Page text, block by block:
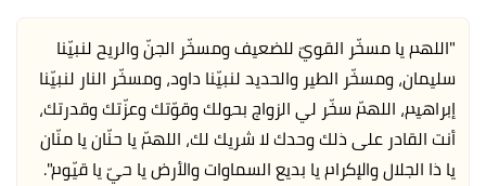
"اللهم يا مسخّر القويّ للضعيف ومسخّر الجنّ والريح لنبيّنا
سليمان، ومسخّر الطير والحديد لنبيّنا داود، ومسخّر النار لنبيّنا
إبراهيم، اللهمّ سخّر لي الزواج بحولك وقوّتك وعزّتك وقدرتك،
أنت القادر على ذلك وحدك لا شريك لك، اللهمّ يا حنّان يا منّان
يا ذا الجلال والإكرام يا بديع السماوات والأرض يا حيّ يا قيّوم".